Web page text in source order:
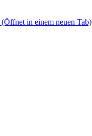
(Öffnet in einem neuen Tab)